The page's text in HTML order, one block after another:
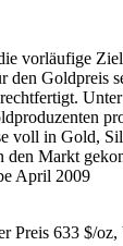
vorläufige
den Goldpreis
voll in Gold,
Markt
April 2009
Preis 633 $/